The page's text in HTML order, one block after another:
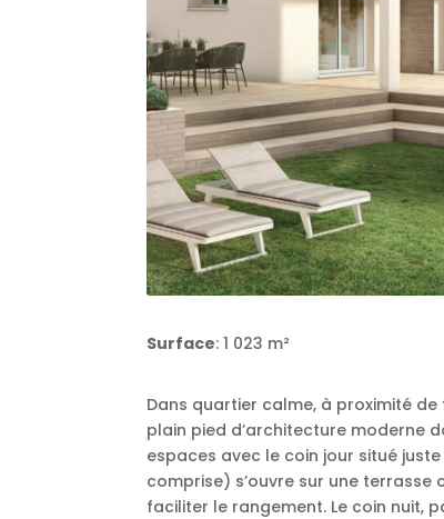
Surface: 1 023 m²
Dans quartier calme, à proximité
plain pied d’architecture moderne
espaces avec le coin jour situé
comprise) s’ouvre sur une
faciliter le rangement. Le coin nuit,